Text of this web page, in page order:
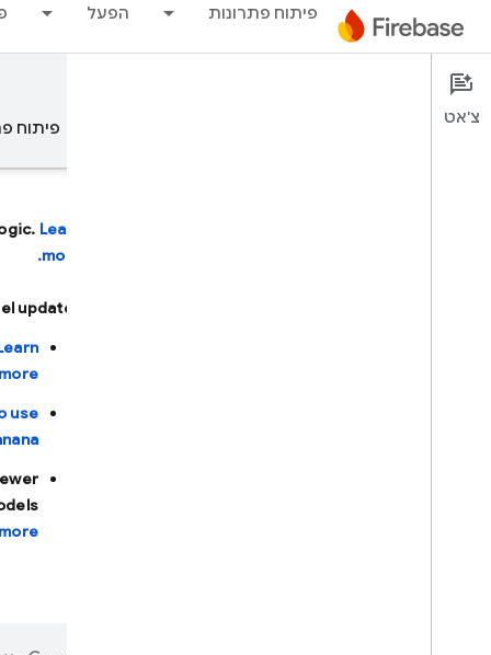
פיתוח פתרונות הפעל
Documentation
סקירה כללית פיתוח
Learn
more.
updates:
more.
use
צ'אט